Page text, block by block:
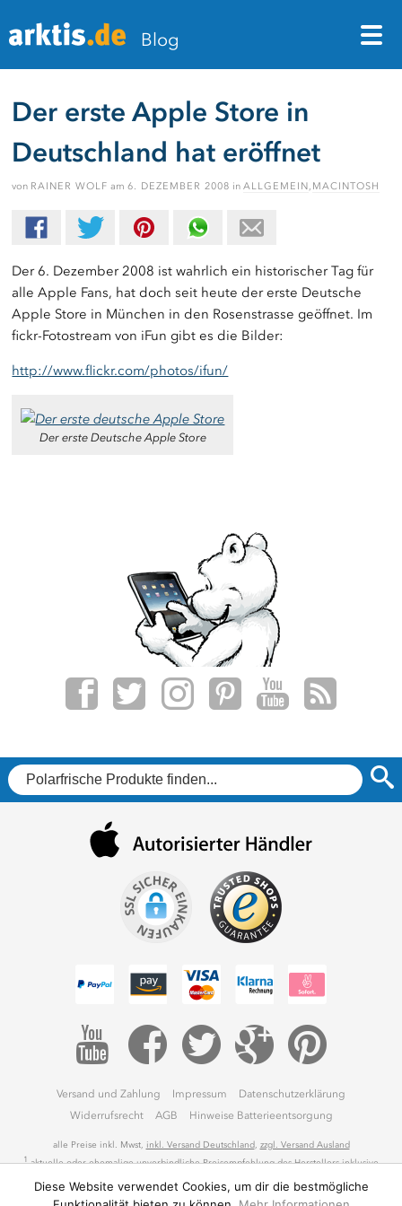
Blog M
Der erste Apple Store in
Deutschland hat eröffnet
von RAINER WOLF am6. DEZEMBER 2008 inALLGEMEIN, MACINTOSH
Der 6. Dezember 2008 ist wahrlich ein historischer Tag für
alle Apple Fans, hat doch seit heute der erste Deutsche
Apple Store in München in den Rosenstrasse geöffnet. Im
fickr-Fotostream von iFun gibt es die Bilder:
http://www.flickr.com/photos/ifun/
Der erste Deutsche Apple Store
f t i p y r
6 E C F G
Versand und Zahlung Impressum
Datenschutzerklärung
Widerrufsrecht
AGB Hinweise Batterieentsorgung
alle Preise inkl. Mwst, inkl. Versand Deutschland, zzgl. Versand Ausland
1aktuelle oder ehemalige unverbindliche Preisempfehlung des Herstellers inklusive
Diese Website verwendet Cookies, um dir die bestmögliche